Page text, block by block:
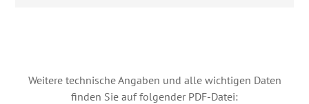
Weitere technische Angaben und alle wichtigen Daten
finden Sie auf folgender PDF-Datei: